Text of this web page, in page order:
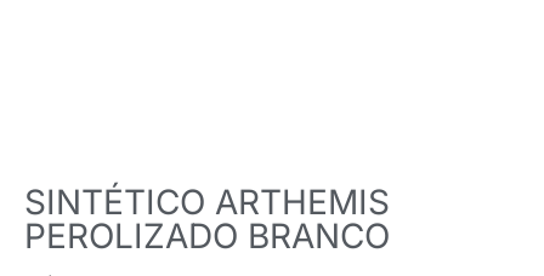
SINTÉTICO ARTHEMIS
PEROLIZADO BRANCO